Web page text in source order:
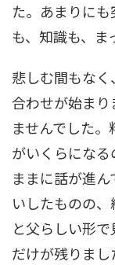
た。あまりに
も、知識も、ま
悲しむ間もな
合わせが始ま
ませんでした
がいくらにな
ままに話が進
いしたものの
と父らしい形
だけが残りまし